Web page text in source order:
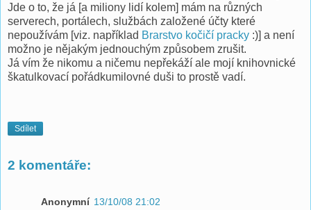
Jde o to, že já [a miliony lidí kolem] mám na různých
serverech, portálech, službách založené účty které
nepoužívám [viz. například Brarstvo kočičí pracky :)] a není
možno je nějakým jednouchým způsobem zrušit.
Já vím že nikomu a ničemu nepřekáží ale mojí knihovnické
škatulkovací pořádkumilovné duši to prostě vadí.
Sdílet
2 komentáře:
Anonymní 13/10/08 21:02